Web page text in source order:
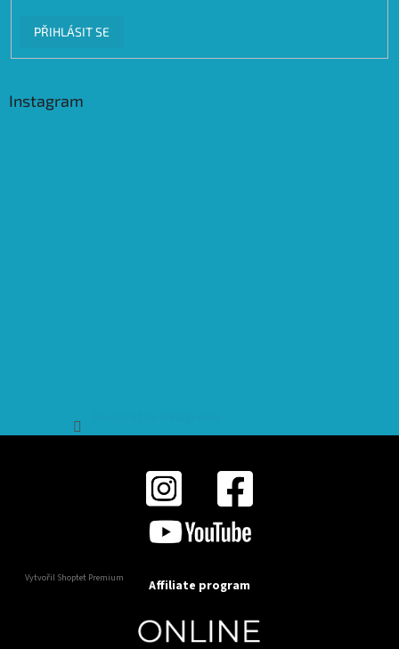
PŘIHLÁSIT SE
Instagram
Vytvořil Shoptet Premium Affiliate program